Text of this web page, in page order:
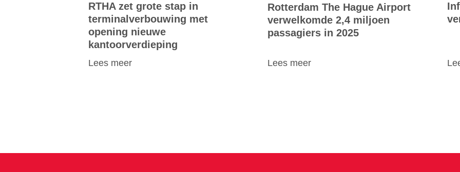
RTHA zet grote stap in
terminalverbouwing met
opening nieuwe
kantoorverdieping
Lees meer
Rotterdam The Hague Airport
verwelkomde 2,4 miljoen
passagiers in 2025
Lees meer